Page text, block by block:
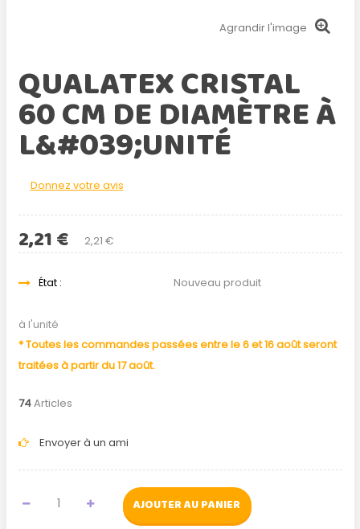
Agrandir l'image
QUALATEX CRISTAL
60 CM DE DIAMÈTRE À
L&#039;UNITÉ
Donnez votre avis
2,21 €
2,21 €
État : Nouveau produit
à l'unité
* Toutes les commandes passées entre le 6 et 16 août seront
traitées à partir du 17 août.
74Articles
Envoyer à un ami
AJOUTER AU PANIER